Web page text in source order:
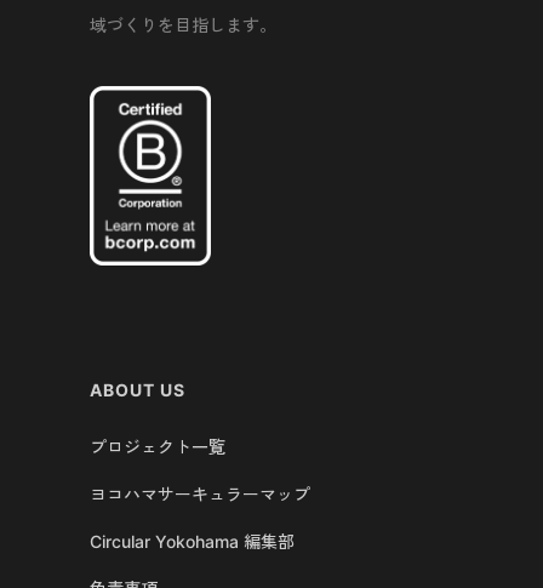
域づくりを目指します。
ABOUT US
プロジェクト一覧
ヨコハマサーキュラーマップ
Circular Yokohama 編集部